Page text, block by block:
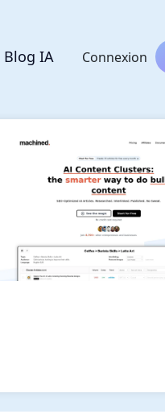
Blog IA Connexion